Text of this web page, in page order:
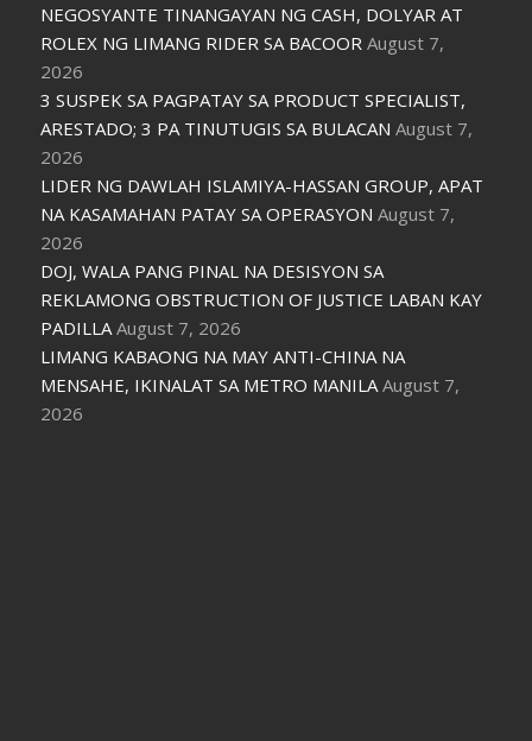
NEGOSYANTE TINANGAYAN NG CASH, DOLYAR AT
ROLEX NG LIMANG RIDER SA BACOOR August 7,
2026
3 SUSPEK SA PAGPATAY SA PRODUCT SPECIALIST,
ARESTADO; 3 PA TINUTUGIS SA BULACAN August 7,
2026
LIDER NG DAWLAH ISLAMIYA-HASSAN GROUP, APAT
NA KASAMAHAN PATAY SA OPERASYON August 7,
2026
DOJ, WALA PANG PINAL NA DESISYON SA
REKLAMONG OBSTRUCTION OF JUSTICE LABAN KAY
PADILLA August 7, 2026
LIMANG KABAONG NA MAY ANTI-CHINA NA
MENSAHE, IKINALAT SA METRO MANILA August 7,
2026